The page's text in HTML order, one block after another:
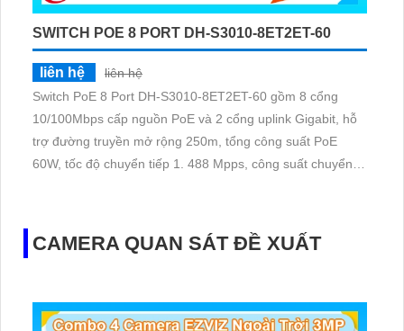
SWITCH POE 8 PORT DH-S3010-8ET2ET-60
liên hệ
liên hệ
Switch PoE 8 Port DH-S3010-8ET2ET-60 gồm 8 cổng
10/100Mbps cấp nguồn PoE và 2 cổng uplink Gigabit, hỗ
trợ đường truyền mở rộng 250m, tổng công suất PoE
60W, tốc độ chuyển tiếp 1. 488 Mpps, công suất chuyển
CAMERA QUAN SÁT ĐỀ XUẤT